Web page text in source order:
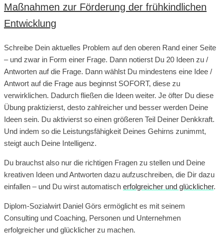
Maßnahmen zur Förderung der frühkindlichen
Entwicklung
Schreibe Dein aktuelles Problem auf den oberen Rand einer Seite
– und zwar in Form einer Frage. Dann notierst Du 20 Ideen zu /
Antworten auf die Frage. Dann wählst Du mindestens eine Idee /
Antwort auf die Frage aus beginnst SOFORT, diese zu
verwirklichen. Dadurch fließen die Ideen weiter. Je öfter Du diese
Übung praktizierst, desto zahlreicher und besser werden Deine
Ideen sein. Du aktivierst so einen größeren Teil Deiner Denkkraft.
Und indem so die Leistungsfähigkeit Deines Gehirns zunimmt,
steigt auch Deine Intelligenz.
Du brauchst also nur die richtigen Fragen zu stellen und Deine
kreativen Ideen und Antworten dazu aufzuschreiben, die Dir dazu
einfallen – und Du wirst automatisch erfolgreicher und glücklicher.
Diplom-Sozialwirt Daniel Görs ermöglicht es mit seinem
Consulting und Coaching, Personen und Unternehmen
erfolgreicher und glücklicher zu machen.